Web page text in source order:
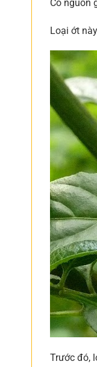
Có nguồn
Loại ớt
Trước đó,